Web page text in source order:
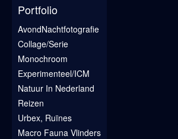
Portfolio
AvondNachtfotografie
Collage/Serie
Monochroom
Experimenteel/ICM
Natuur In Nederland
Reizen
Urbex, Ruïnes
Macro Fauna Vlinders